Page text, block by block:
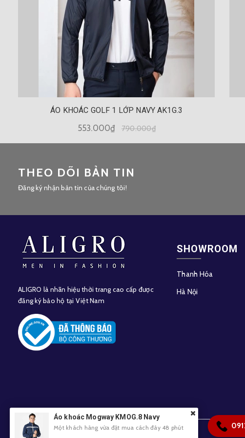
ÁO KHOÁC GOLF 1 LỚP NAVY AK1G.3
553.000₫ 790.000₫
THEO DÕI BẢN TIN
Đăng ký nhận bản tin của chúng tôi!
ALIGRO là nhãn hiệu thời trang cao cấp được
đăng ký bảo hộ tại Việt Nam
SHOWROOM
Thanh Hóa
Hà Nội
© Bản quyền thuộc về
Áo khoác Mogway KMOG.8 Navy
Một khách hàng vừa đặt mua cách đây 48 phút